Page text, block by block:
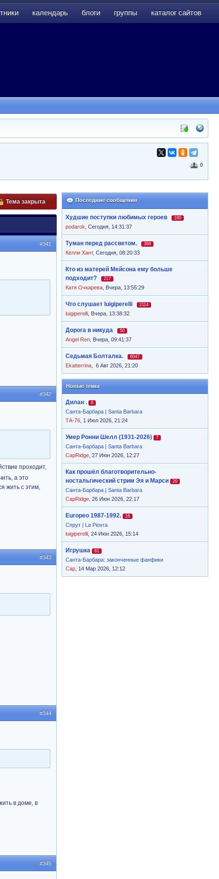
календарь блоги группы каталог сайтов
0
Последние сообщения
Худшие поступки любимых героев 180
podarok Сегодня, 14:31:37
Туман перед рассветом. 368
Келли Хант, Сегодня, 08:20:33
Кто из матерей Мейсона ему больше
подходит?
217
Катя Очкарева Вчера, 13:55:29
Что слушает luigiperelli 2114
luigiperelli Вчера, 13:38:32
Дорога в никуда 50
Angel Ren Вчера, 09:41:37
Седьмая Болталка. 6047
Ekatterrina 6 Авг 2026, 21:20
Новые темы
Дилан . 6
Санта-Барбара | Santa Barbara
ТА-76 , 1 Июл 2026, 21:24
Умер Ронни Шелл (1931-2026) 7
Санта-Барбара | Santa Barbara
CapRidge , 27 Июн 2026, 12:27
Как прошёл благотворительно-
ностальгический стрим Эя и Марси
20
Санта-Барбара | Santa Barbara
CapRidge , 26 Июн 2026, 22:17
Europeo 1987-1992. 16
Спрут | La Piovra
luigiperelli , 24 Июн 2026, 15:14
Игрушка 61
Санта-Барбара: законченные фанфики
Cap , 14 Мар 2026, 12:12
Тема закрыта
#341
#342
проходит,
а это
жить с этим,
#343
#344
в доме, в
#345